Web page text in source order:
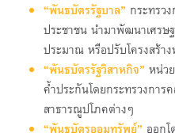
“พันธบัตรรัฐบาล” กระทรว
ประชาชน นำมาพัฒนาเศรษ
ประมาณ หรือปรับโครงสร้า
“พันธบัตรรัฐวิสาหกิจ” หน่ว
ค้ำประกันโดยกระทรวงกา
สาธารณูปโภคต่างๆ
“พันธบัตรออมทรัพย์” ออก